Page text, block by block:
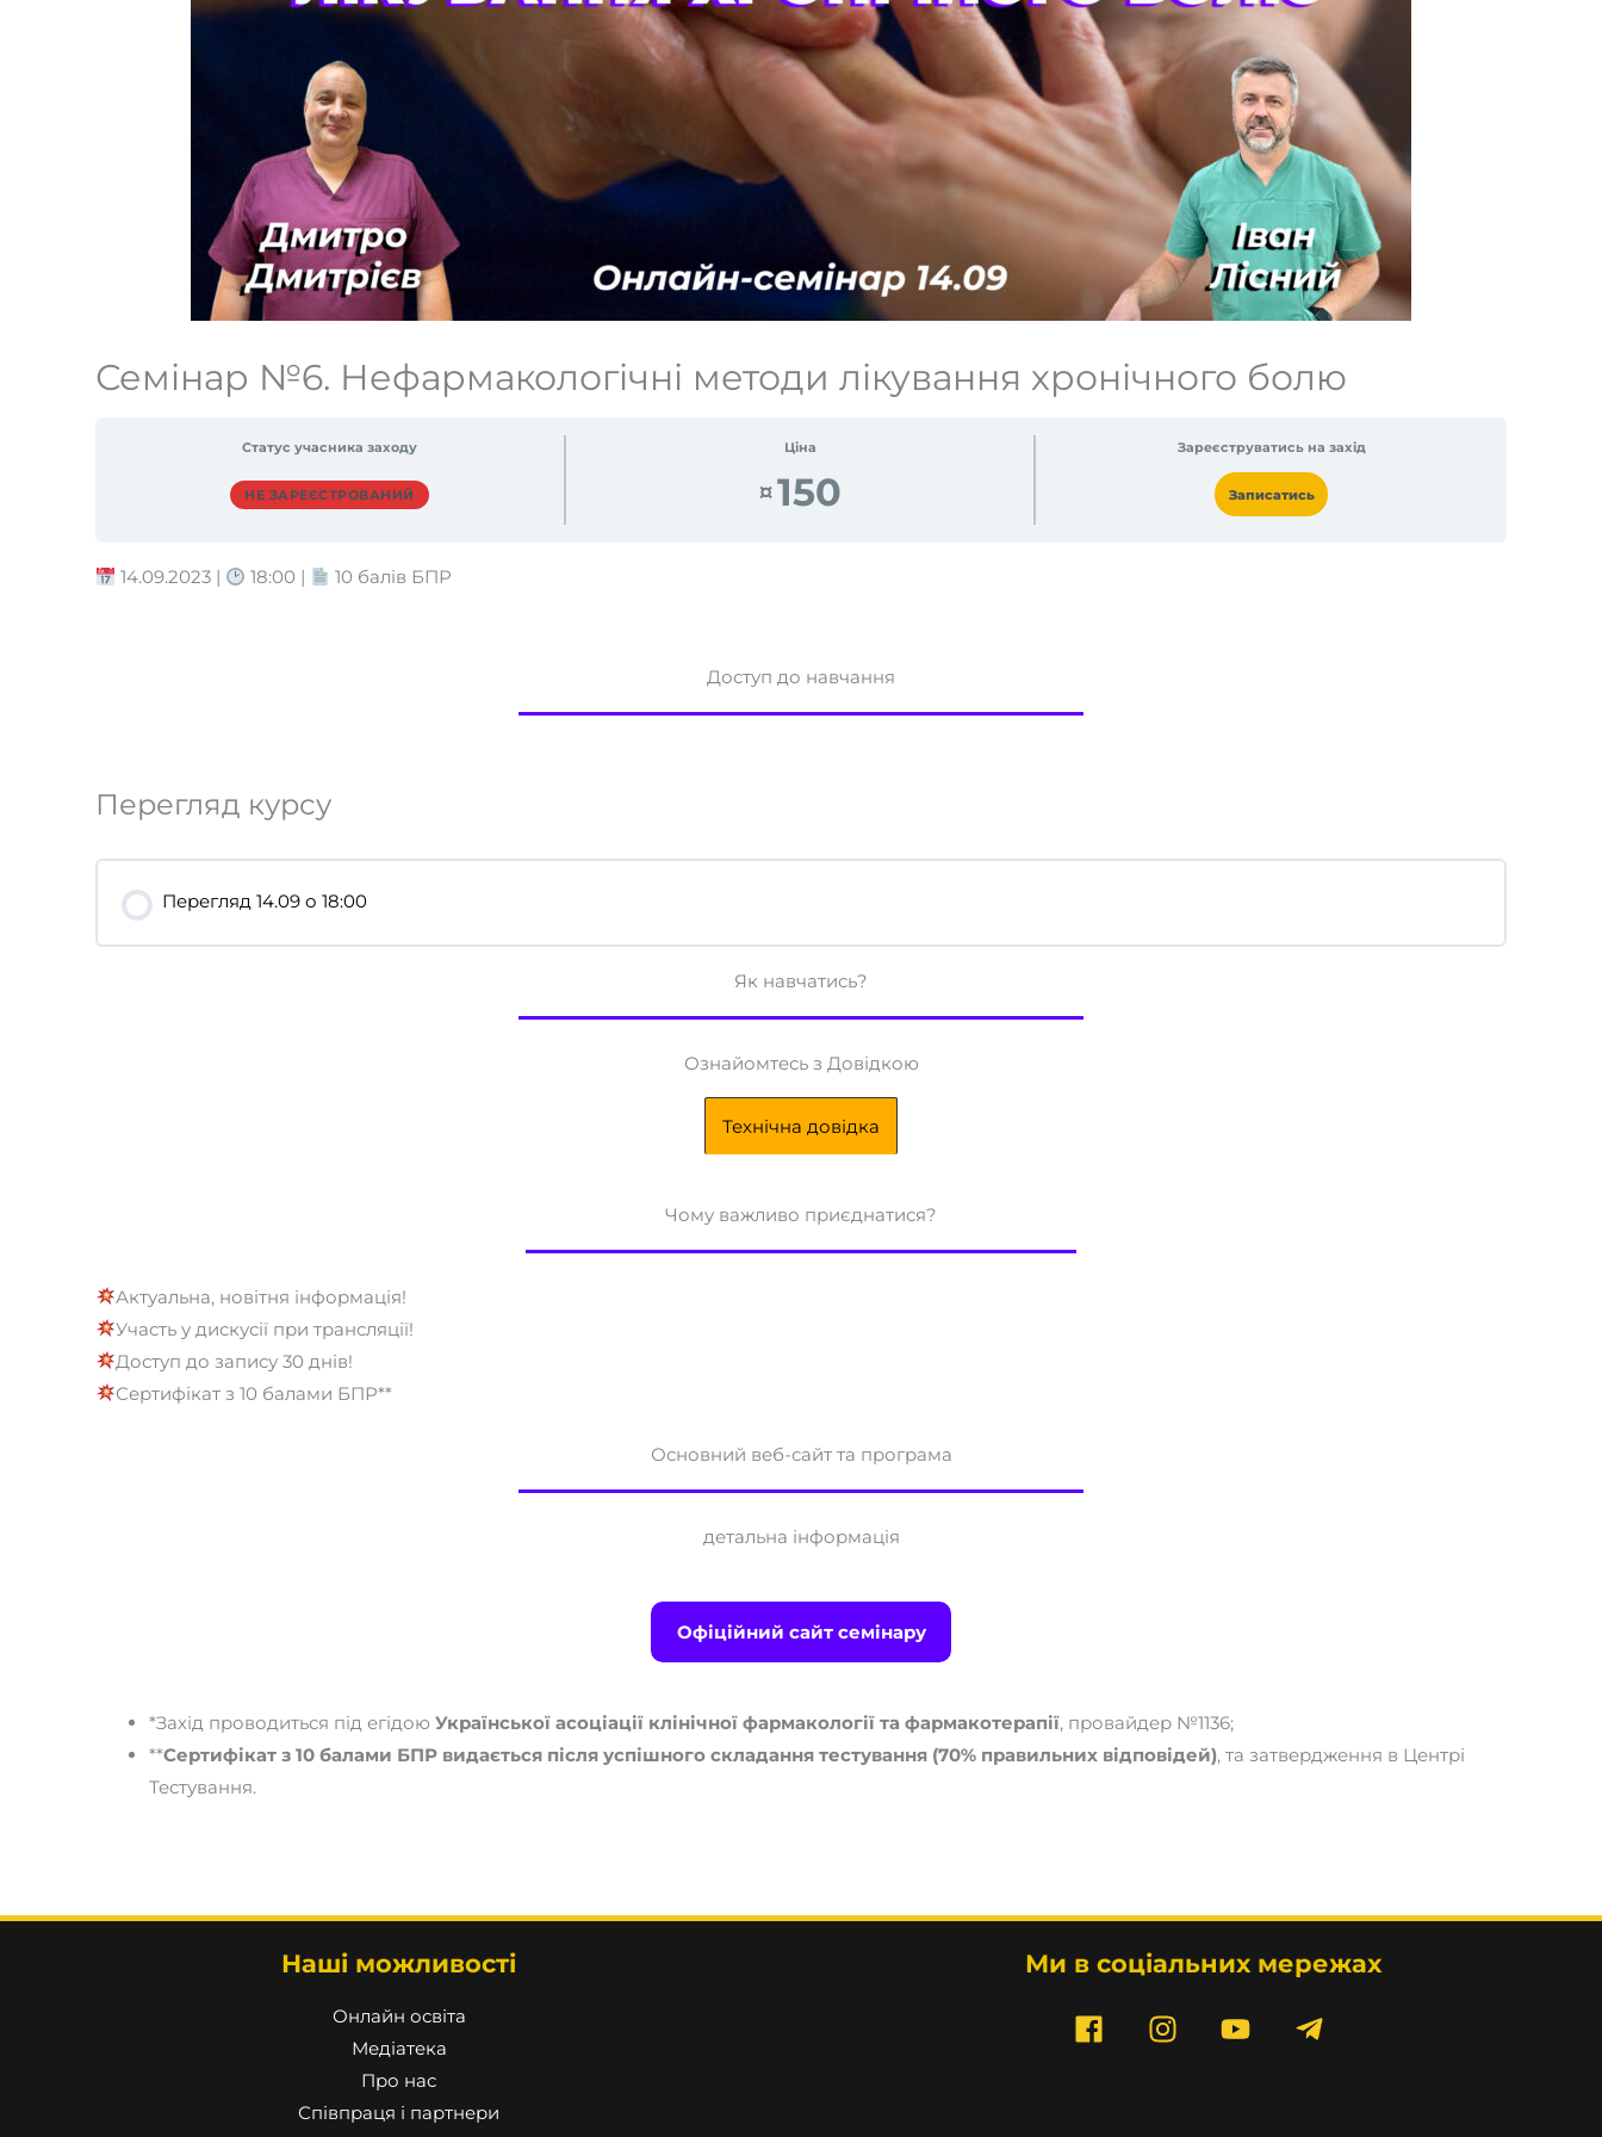
Семінар №6. Нефармакологічні методи лікування хронічного болю
Статус учасника заходу
НЕ ЗАРЕЄСТРОВАНИЙ
Ціна
¤ 150
Зареєструватись на захід
Записатись
14.09.2023 | 18:00 | 10 балів БПР
Доступ до навчання
Перегляд курсу
Перегляд 14.09 о 18:00
Як навчатись?
Ознайомтесь з Довідкою
Технічна довідка
Чому важливо приєднатися?
Актуальна, новітня інформація!
Участь у дискусії при трансляції!
Доступ до запису 30 днів!
Сертифікат з 10 балами БПР**
Основний веб-сайт та програма
детальна інформація
Офіційний сайт семінару
*Захід проводиться під егідою Української асоціації клінічної фармакології та фармакотерапії, провайдер №1136;
**Сертифікат з 10 балами БПР видається після успішного складання тестування (70% правильних відповідей), та затвердження в Центрі
Тестування.
Наші можливості
Онлайн освіта
Медіатека
Про нас
Співпраця і партнери
Ми в соціальних мережах